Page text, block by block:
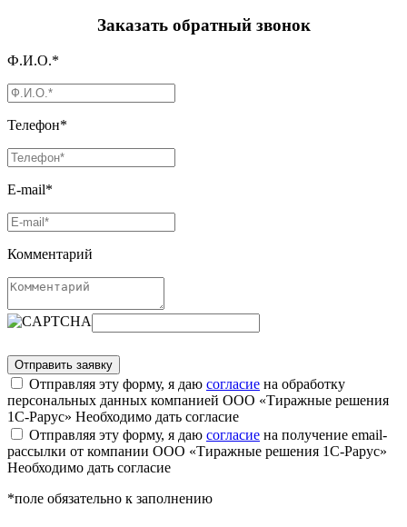
Заказать обратный звонок
Ф.И.О.*
Телефон*
E-mail*
Комментарий
Отправляя эту форму, я даю согласие на обработку
персональных данных компанией ООО «Тиражные решения
1С-Рарус» Необходимо дать согласие
Отправляя эту форму, я даю согласие на получение email-
рассылки от компании ООО «Тиражные решения 1С-Рарус»
Необходимо дать согласие
*поле обязательно к заполнению